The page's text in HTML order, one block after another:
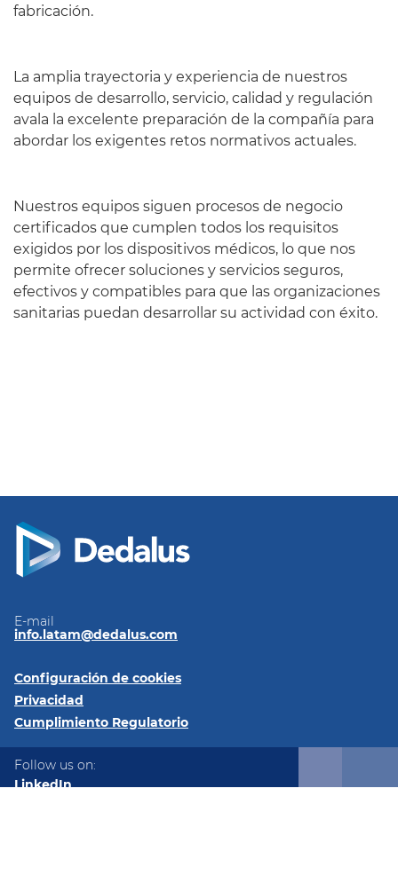
fabricación.
La amplia trayectoria y experiencia de nuestros
equipos de desarrollo, servicio, calidad y regulación
avala la excelente preparación de la compañía para
abordar los exigentes retos normativos actuales.
Nuestros equipos siguen procesos de negocio
certificados que cumplen todos los requisitos
exigidos por los dispositivos médicos, lo que nos
permite ofrecer soluciones y servicios seguros,
efectivos y compatibles para que las organizaciones
sanitarias puedan desarrollar su actividad con éxito.
E-mail
info.latam@dedalus.com
Configuración de cookies
Privacidad
Cumplimiento Regulatorio
Follow us on:
LinkedIn